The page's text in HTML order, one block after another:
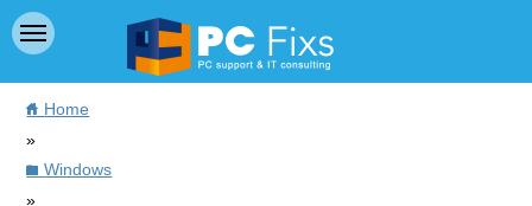
home Home
»
folderWindows
»